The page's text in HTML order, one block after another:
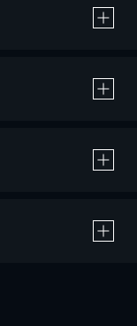
品の購入 / レンタルです。
％のポイント還元です。